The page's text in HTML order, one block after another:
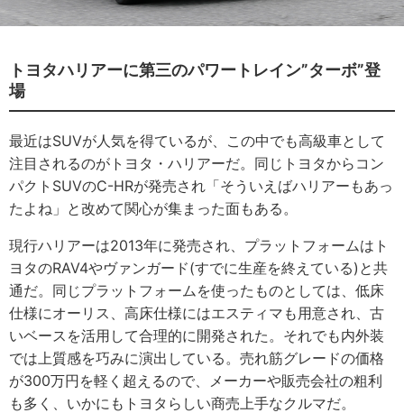
トヨタハリアーに第三のパワートレイン”ターボ”登
場
最近はSUVが人気を得ているが、この中でも高級車として
注目されるのがトヨタ・ハリアーだ。同じトヨタからコン
パクトSUVのC-HRが発売され「そういえばハリアーもあっ
たよね」と改めて関心が集まった面もある。
現行ハリアーは2013年に発売され、プラットフォームはト
ヨタのRAV4やヴァンガード(すでに生産を終えている)と共
通だ。同じプラットフォームを使ったものとしては、低床
仕様にオーリス、高床仕様にはエスティマも用意され、古
いベースを活用して合理的に開発された。それでも内外装
では上質感を巧みに演出している。売れ筋グレードの価格
が300万円を軽く超えるので、メーカーや販売会社の粗利
も多く、いかにもトヨタらしい商売上手なクルマだ。